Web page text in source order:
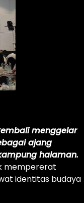
menggelar
ajang
halaman.
mempererat
identitas budaya